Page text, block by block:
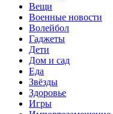
Вещи
Военные новости
Волейбол
Гаджеты
Дети
Дом и сад
Еда
Звёзды
Здоровье
Игры